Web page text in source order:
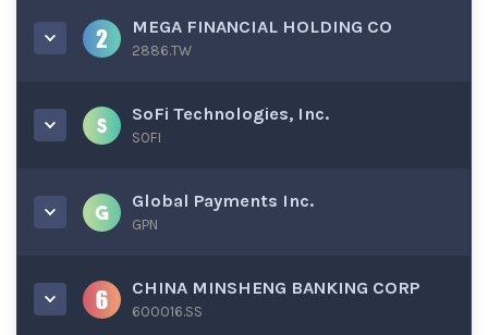
MEGA FINANCIAL HOLDING CO
2886.TW
SoFi Technologies, Inc.
SOFI
Global Payments Inc.
GPN
CHINA MINSHENG BANKING CORP
600016.SS